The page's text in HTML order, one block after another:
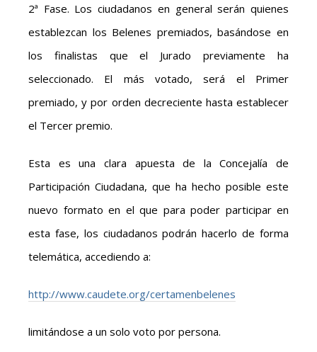
2ª Fase. Los ciudadanos en general serán quienes
establezcan los Belenes premiados, basándose en
los finalistas que el Jurado previamente ha
seleccionado. El más votado, será el Primer
premiado, y por orden decreciente hasta establecer
el Tercer premio.
Esta es una clara apuesta de la Concejalía de
Participación Ciudadana, que ha hecho posible este
nuevo formato en el que para poder participar en
esta fase, los ciudadanos podrán hacerlo de forma
telemática, accediendo a:
http://www.caudete.org/certamenbelenes
limitándose a un solo voto por persona.